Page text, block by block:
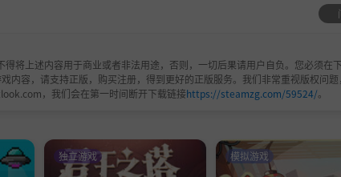
将上述内容用于商业或者非法用途，否则，一切后果请用户自负。您必须在
内容，请支持正版，购买注册，得到更好的正版服务。我们非常重视版权问
，我们会在第一时间断开下载链接https://steamzg.com/59524/。
独立游戏 模拟游戏